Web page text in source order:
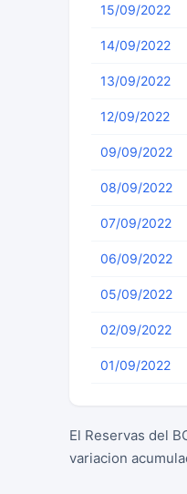
15/09/2022
14/09/2022
13/09/2022
12/09/2022
09/09/2022
08/09/2022
07/09/2022
06/09/2022
05/09/2022
02/09/2022
01/09/2022
El Reservas del
variacion